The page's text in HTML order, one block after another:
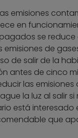
emisiones
en
se
emisiones de
de salir de la
antes de cinco
las
la luz al salir
está
que